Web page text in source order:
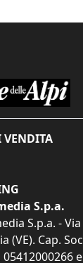
S.p.a.
S.p.a. -
(VE). Cap.
05412000266